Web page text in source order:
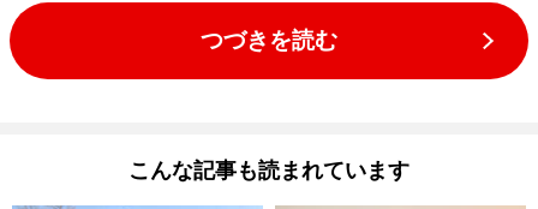
つづきを読む
こんな記事も読まれています